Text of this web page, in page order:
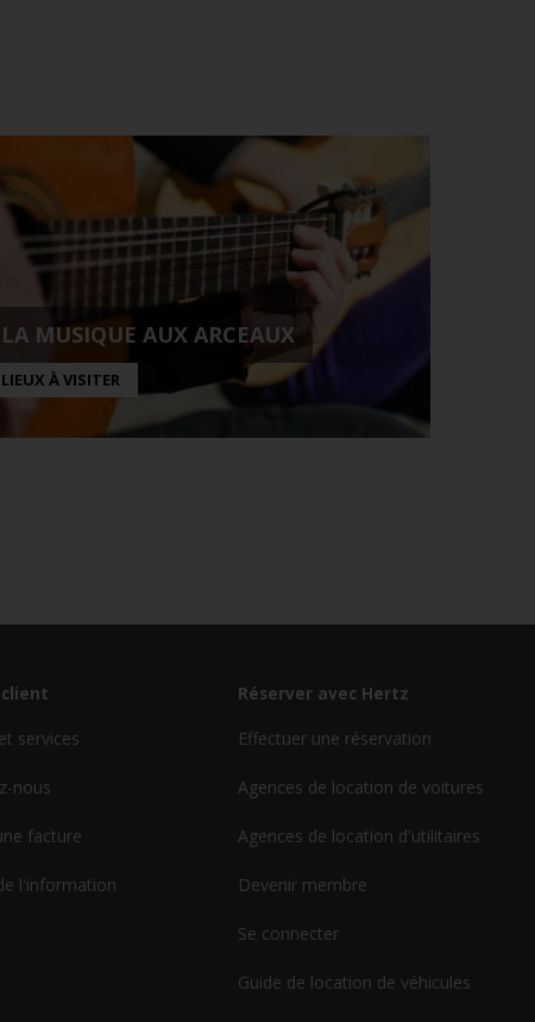
LA MUSIQUE AUX ARCEAUX
LIEUX À VISITER
services
nous
facture
l'information
Réserver avec Hertz
Effectuer une réservation
Agences de location de voitures
Agences de location d'utilitaires
Devenir membre
Se connecter
Guide de location de véhicules